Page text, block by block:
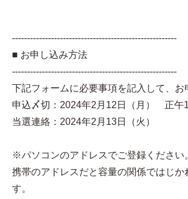
-------------------------------------------------------
■ お申し込み方法
-------------------------------------------------------
下記フォームに必要事項を記入して、お
申込〆切：2024年2月12日（月） 正午
当選連絡：2024年2月13日（火）
※パソコンのアドレスでご登録ください
携帯のアドレスだと容量の関係ではじか
す。